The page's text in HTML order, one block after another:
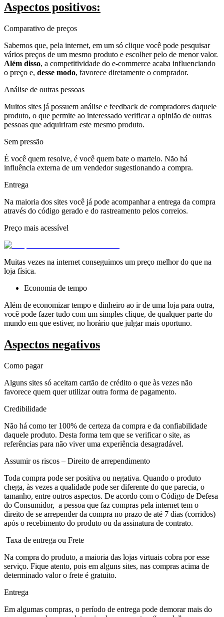
Aspectos positivos:
Comparativo de preços
Sabemos que, pela internet, em um só clique você pode pesquisar
vários preços de um mesmo produto e escolher pelo de menor valor.
Além disso, a competitividade do e-commerce acaba influenciando
o preço e, desse modo, favorece diretamente o comprador.
Análise de outras pessoas
Muitos sites já possuem análise e feedback de compradores daquele
produto, o que permite ao interessado verificar a opinião de outras
pessoas que adquiriram este mesmo produto.
Sem pressão
É você quem resolve, é você quem bate o martelo. Não há
influência externa de um vendedor sugestionando a compra.
Entrega
Na maioria dos sites você já pode acompanhar a entrega da compra
através do código gerado e do rastreamento pelos correios.
Preço mais acessível
Muitas vezes na internet conseguimos um preço melhor do que na
loja física.
Economia de tempo
Além de economizar tempo e dinheiro ao ir de uma loja para outra,
você pode fazer tudo com um simples clique, de qualquer parte do
mundo em que estiver, no horário que julgar mais oportuno.
Aspectos negativos
Como pagar
Alguns sites só aceitam cartão de crédito o que às vezes não
favorece quem quer utilizar outra forma de pagamento.
Credibilidade
Não há como ter 100% de certeza da compra e da confiabilidade
daquele produto. Desta forma tem que se verificar o site, as
referências para não viver uma experiência desagradável.
Assumir os riscos – Direito de arrependimento
Toda compra pode ser positiva ou negativa. Quando o produto
chega, às vezes a qualidade pode ser diferente do que parecia, o
tamanho, entre outros aspectos. De acordo com o Código de Defesa
do Consumidor, a pessoa que faz compras pela internet tem o
direito de se arrepender da compra no prazo de até 7 dias (corridos)
após o recebimento do produto ou da assinatura de contrato.
Taxa de entrega ou Frete
Na compra do produto, a maioria das lojas virtuais cobra por esse
serviço. Fique atento, pois em alguns sites, nas compras acima de
determinado valor o frete é gratuito.
Entrega
Em algumas compras, o período de entrega pode demorar mais do